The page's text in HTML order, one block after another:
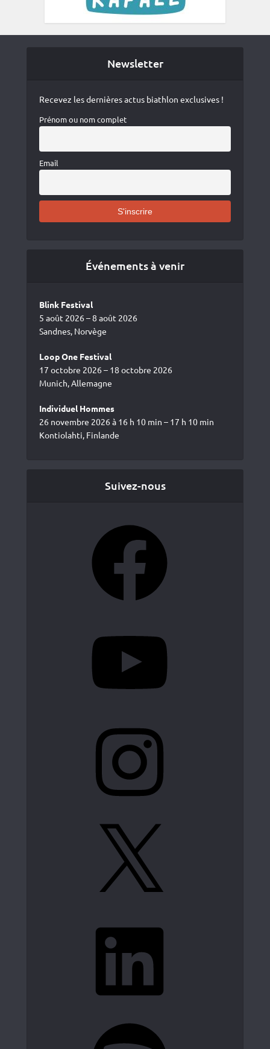
Newsletter
Recevez les dernières actus biathlon exclusives !
Prénom ou nom complet
Email
Événements à venir
Blink Festival
5 août 2026 – 8 août 2026
Sandnes, Norvège
Loop One Festival
17 octobre 2026 – 18 octobre 2026
Munich, Allemagne
Individuel Hommes
26 novembre 2026 à 16 h 10 min – 17 h 10 min
Kontiolahti, Finlande
Suivez-nous